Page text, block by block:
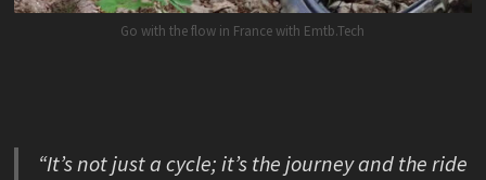
Go with the flow in France with Emtb.Tech
“It’s not just a cycle; it’s the journey and the ride